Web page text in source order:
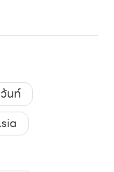
ว้นท์